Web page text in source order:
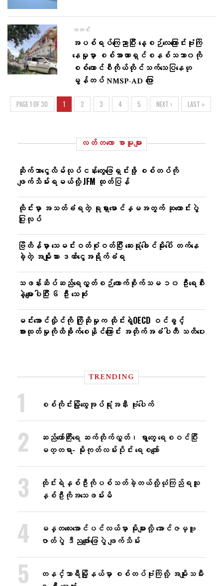
သတင်း
အပစ်ရပ်ကြေညာပြီး နေ့စဉ်လေကြောင်းဗုံးကြဲ
နေမှုမှာ စစ်အာဏာရှင်စနစ်သဘာ၀ကို
စစ်ကောင်စီကိုယ်တိုင်သက်သေပြနေဟု
မွန်တပ် NMSP-AD ပြော
PAGE 1 OF 30 1 2 3 4 5 NEXT › LAST »
လတ်တ‌လော စာမူများ
ဆိုက်ဘာငွေလိမ်လုပ်ငန်းတွေဖြေရှင်းဖို့ စစ်တပ်ကို
ဖျက်သိမ်းရမယ်လို့ JFM ထုတ်ပြန်
ထိုင်းမှာ အသတ်ခံရတဲ့ ရုရှားမောင်နှမအတွက် ဆုတောင်းပွဲ
ပြုလုပ်
ဗြိတိန်မှာ သေမင်းဝတ်စုံဝတ်ပြီး ဆေးရုံခေါင်မိုးပေါ် တက်နေ
ခဲ့တဲ့ အမျိုးသား ဒဏ်ငွေအရိုက်ခံရ
သဖန်းဆိပ်ဆည်ရေလွှတ်စဉ်ကောက်စိုက်သမ ၁၀ ဦးရေစီး
နဲ့မျောပါပြီး ၆ ဦး သေဆုံး
မင်းအောင်လှိုင်ကို ကြိုဆိုမှုက ထိုင်းရဲ့OECD ဝင်ခွင့်
အားထုတ်မှုကိုထိခိုက်စေနိုင်ကြောင်း အတိုက်အခံပါတီ သတိပေး
TRENDING
စစ်ကိုင်းမြို့ထွေအုပ်ရုံးအနီး ဗုံးပေါက်
ဆည်တော်ကြီးရေ ဆက်တိုက်လွှတ်၊ ရွာတွေ ရေစဝင်ပြီး
မတ္တရာ- မိုးကုတ်လမ်းပိုင်း ရေစကျော်
ထိုင်းရဲနှစ်ဦးကိုပစ်သတ်ခဲ့တယ်လို့ယုံကြည်ရသူ
နှစ်ဦးကိုအသေဖမ်းမိ
မန္တလေးအောင်ပင်လယ်မှာ မိုးများလို့ အောင်ဇမ္ဗူ
ဇာတ်ပွဲ ဒီညဖျော်ဖြေပွဲ ဖျက်သိမ်း
တနင်္သာရီမြို့နယ်မှာ စစ်တပ်ဗုံးကြဲလို့ အမျိုးသမီး